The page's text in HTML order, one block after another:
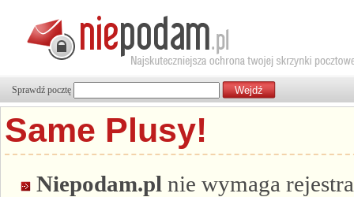
Sprawdź pocztę
Same Plusy!
Niepodam.pl nie wymaga